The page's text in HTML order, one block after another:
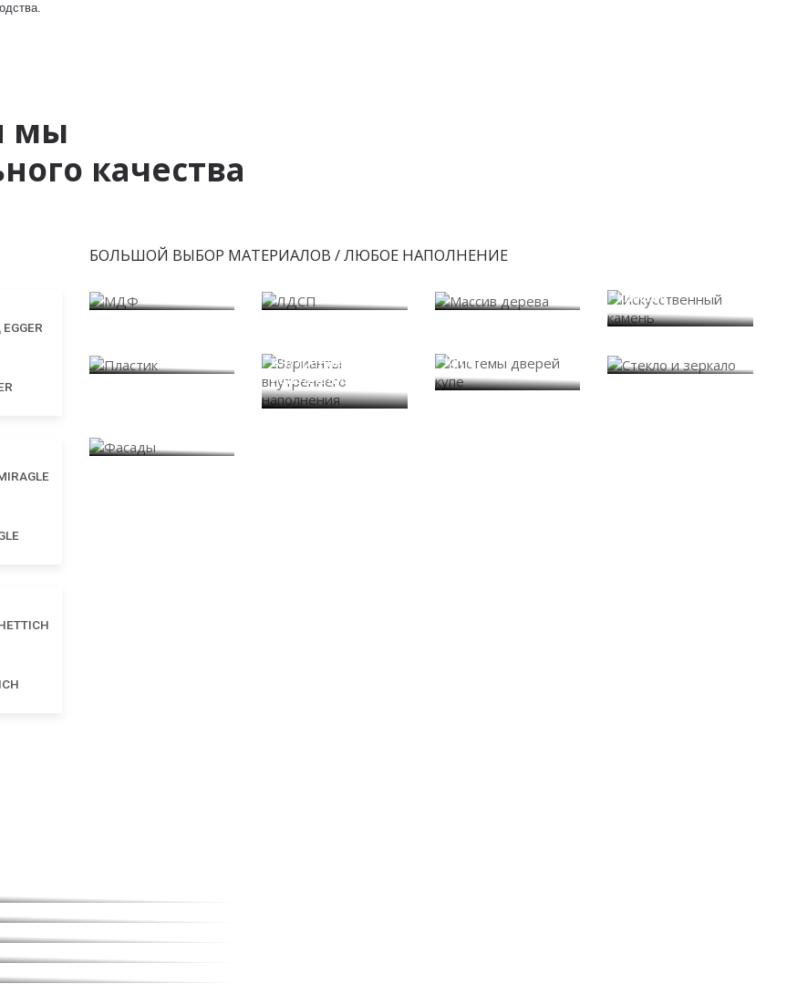
мы
качества
БОЛЬШОЙ ВЫБОР МАТЕРИАЛОВ / ЛЮБОЕ НАПОЛНЕНИЕ
камень
внутреннего
наполнения
купе